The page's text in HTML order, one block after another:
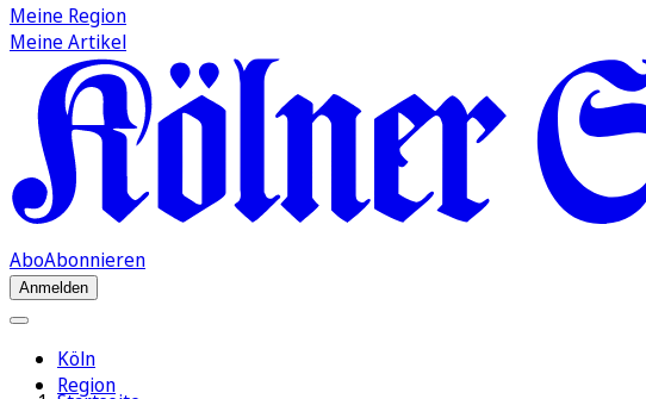
Meine Region
Meine Artikel
AboAbonnieren
Anmelden
Köln
Region